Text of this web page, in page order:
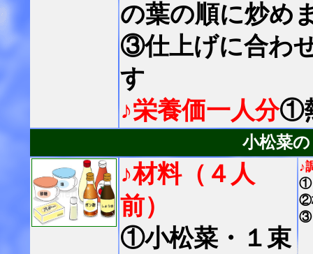
の葉の順に炒め
③仕上げに合わ
す
♪栄養価一人分①
小松菜
♪材料（４人
前）
①小松菜・１束
♪
①
②
③